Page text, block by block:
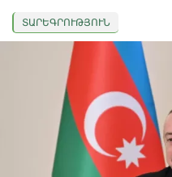
ՏԱՐԵԳՐՈՒԹՅՈՒՆ